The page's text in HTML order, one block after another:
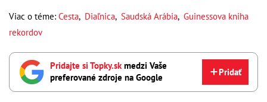
Viac o téme: Cesta, Diaľnica, Saudská Arábia, Guinessova kniha
rekordov
Pridajte si Topky.skmedzi Vaše
preferované zdroje na Google
Pridať